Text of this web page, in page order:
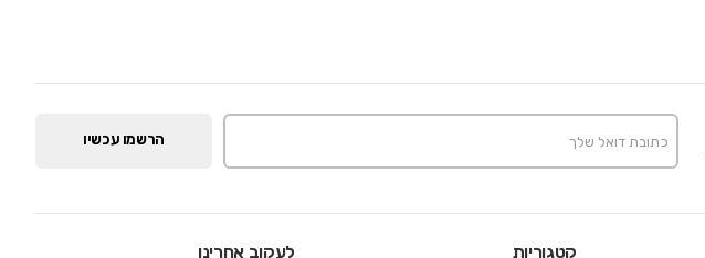
הרשמו עכשיו
קטגוריות לעקוב אחרינו